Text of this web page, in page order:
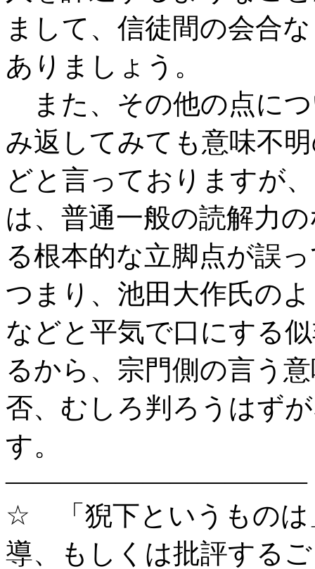
まして、信徒間の会合
ありましょう。
また、その他の点に
み返してみても意味不
どと言っておりますが
は、普通一般の読解力
る根本的な立脚点が誤
つまり、池田大作氏の
などと平気で口にする
るから、宗門側の言う
否、むしろ判ろうはず
す。
―――――――――――
☆ 「猊下というものは
導、もしくは批評する